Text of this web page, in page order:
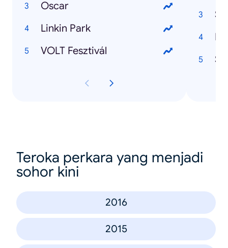
Oscar
Linkin Park
VOLT Fesztivál
Teroka perkara yang menjadi
sohor kini
2016
2015